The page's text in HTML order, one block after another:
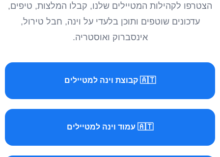
הצטרפו לקהילות המטיילים שלנו, קבלו המלצות, טיפים,
עדכונים שוטפים ותוכן בלעדי על וינה, חבל טירול,
אינסברוק ואוסטריה.
🇦🇹 קבוצת וינה למטיילים
🇦🇹 עמוד וינה למטיילים